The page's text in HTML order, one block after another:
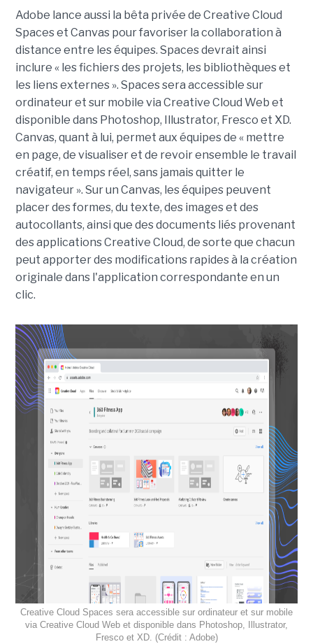
Adobe lance aussi la bêta privée de Creative Cloud
Spaces et Canvas pour favoriser la collaboration à
distance entre les équipes. Spaces devrait ainsi
inclure « les fichiers des projets, les bibliothèques et
les liens externes ». Spaces sera accessible sur
ordinateur et sur mobile via Creative Cloud Web et
disponible dans Photoshop, Illustrator, Fresco et XD.
Canvas, quant à lui, permet aux équipes de « mettre
en page, de visualiser et de revoir ensemble le travail
créatif, en temps réel, sans jamais quitter le
navigateur ». Sur un Canvas, les équipes peuvent
placer des formes, du texte, des images et des
autocollants, ainsi que des documents liés provenant
des applications Creative Cloud, de sorte que chacun
peut apporter des modifications rapides à la création
originale dans l'application correspondante en un
clic.
Creative Cloud Spaces sera accessible sur ordinateur et sur mobile
via Creative Cloud Web et disponible dans Photoshop, Illustrator,
Fresco et XD. (Crédit : Adobe)